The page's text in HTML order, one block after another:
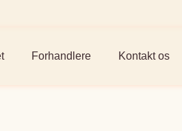
Forhandlere Kontakt os